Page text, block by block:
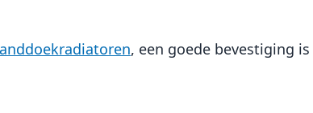
, een goede bevestiging